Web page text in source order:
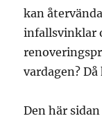
kan
infallsvinklar
vardagen?
Den här